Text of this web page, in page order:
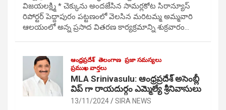
విజయలక్ష్మి * చెక్కును అందజేసిన సామర్లకోట సిరాన్యూస్
రిపోర్టర్ పెద్దాపురం పట్టణంలో వెలసిన మరిటమ్మ అమ్మవారి
ఆలయంలో అన్న ప్రసాద వితరణ కార్యక్రమాన్ని శుక్రవారం…
ఆంధ్రప్రదేశ్ తెలంగాణ ప్రజా సమస్యలు
ప్రముఖ వార్తలు
MLA Srinivasulu: ఆంధ్రప్రదేశ్ అసెంబ్లీ
విప్ గా రాయదుర్గం ఎమ్మెల్యే శ్రీనివాసులు
13/11/2024 SIRA NEWS